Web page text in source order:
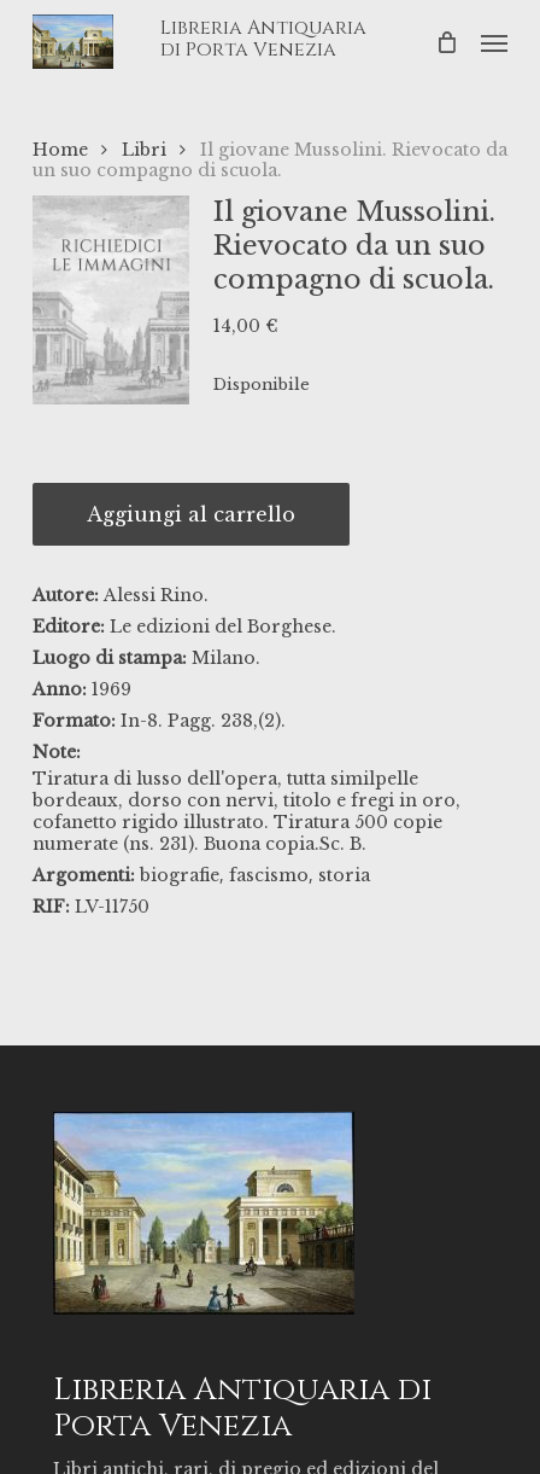
Skip
Libreria Antiquaria
di Porta Venezia
Home Libri
Il giovane Mussolini. Rievocato da
un suo compagno di scuola.
Il giovane Mussolini.
Rievocato da un suo
compagno di scuola.
14,00 €
Disponibile
Aggiungi al carrello
Autore: Alessi Rino.
Editore: Le edizioni del Borghese.
Luogo di stampa: Milano.
Anno: 1969
Formato: In-8. Pagg. 238,(2).
Note:
Tiratura di lusso dell'opera, tutta similpelle
bordeaux, dorso con nervi, titolo e fregi in oro,
cofanetto rigido illustrato. Tiratura 500 copie
numerate (ns. 231). Buona copia.Sc. B.
Argomenti: biografie, fascismo, storia
RIF: LV-11750
Libreria Antiquaria di
Porta Venezia